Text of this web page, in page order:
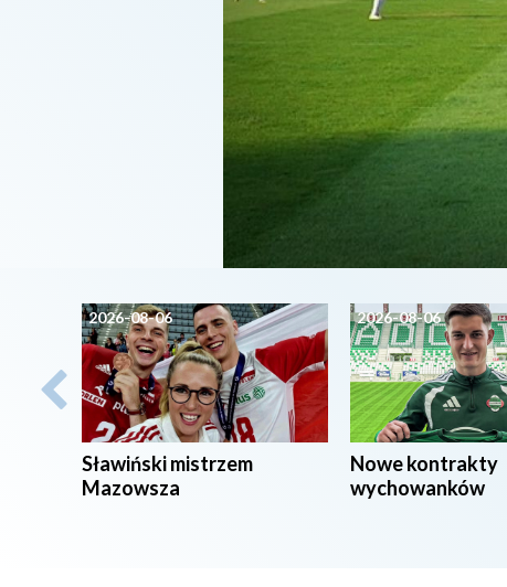
2026-08-06
Sławiński mistrzem
Mazowsza
2026-08-06
Nowe kontrakty
wychowanków